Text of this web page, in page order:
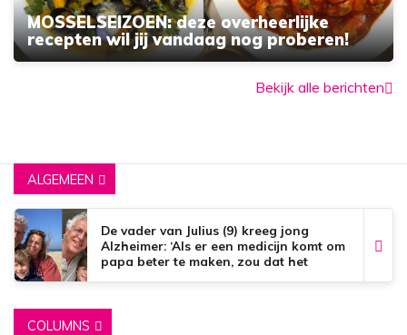
MOSSELSEIZOEN: deze overheerlijke
recepten wil jij vandaag nog proberen!
Bekijk alle berichten
ALGEMEEN
De vader van Julius (9) kreeg jong
Alzheimer: ‘Als er een medicijn komt om
papa beter te maken, zou dat het
COLUMNS